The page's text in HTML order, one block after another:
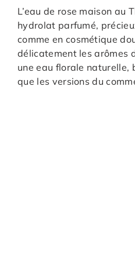
L’eau de rose maison au
hydrolat parfumé,
comme en cosmétique
délicatement les arômes
une eau florale naturelle,
que les versions du